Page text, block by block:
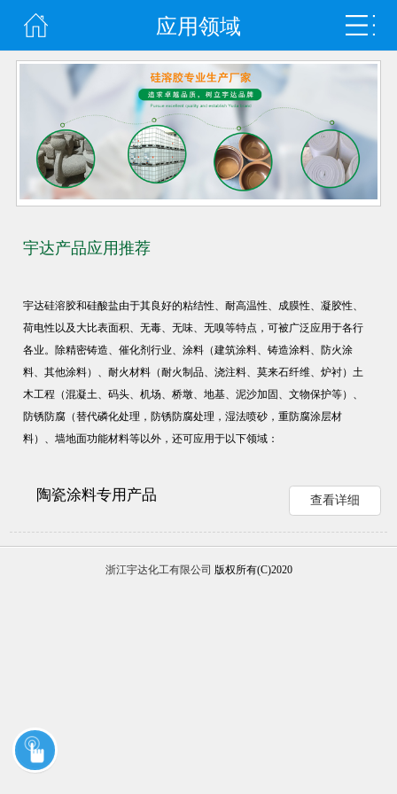
应用领域
宇达产品应用推荐
宇达硅溶胶和硅酸盐由于其良好的粘结性、耐高温性、成膜性、凝胶性、
荷电性以及大比表面积、无毒、无味、无嗅等特点，可被广泛应用于各行
各业。除精密铸造、催化剂行业、涂料（建筑涂料、铸造涂料、防火涂
料、其他涂料）、耐火材料（耐火制品、浇注料、莫来石纤维、炉衬）土
木工程（混凝土、码头、机场、桥墩、地基、泥沙加固、文物保护等）、
防锈防腐（替代磷化处理，防锈防腐处理，湿法喷砂，重防腐涂层材
料）、墙地面功能材料等以外，还可应用于以下领域：
陶瓷涂料专用产品 查看详细
浙江宇达化工有限公司 版权所有(C)2020